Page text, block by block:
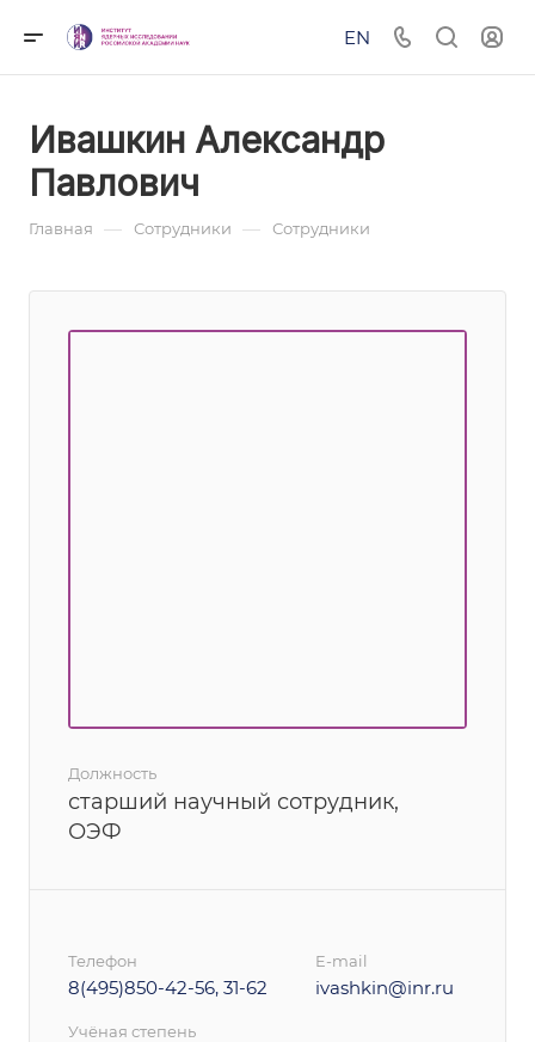
EN
Ивашкин Александр
Павлович
Главная — Сотрудники — Сотрудники
Должность
старший научный сотрудник,
ОЭФ
Телефон
8(495)850-42-56, 31-62
E-mail
ivashkin@inr.ru
Учёная степень